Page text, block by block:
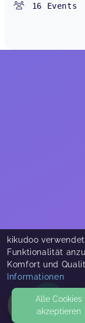
HOME
16 Events
kikudoo
Funktionalität
Komfort und
Informationen
Alle Cookies
akzeptieren